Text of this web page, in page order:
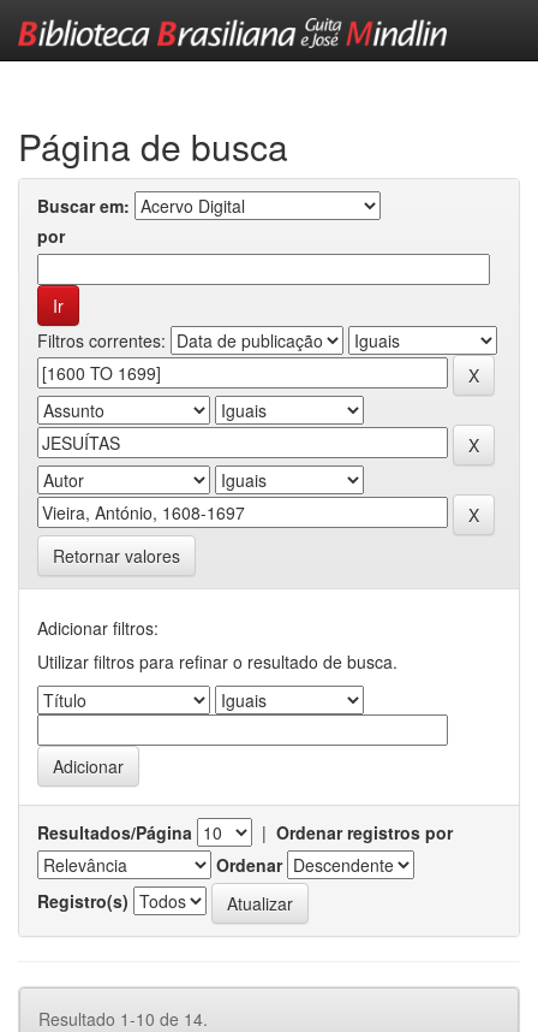
Página de busca
Buscar em:
por
Filtros correntes:
Retornar valores
Adicionar filtros:
Utilizar filtros para refinar o resultado de busca.
Resultados/Página | Ordenar registros por
Ordenar
Registro(s)
Resultado 1-10 de 14.